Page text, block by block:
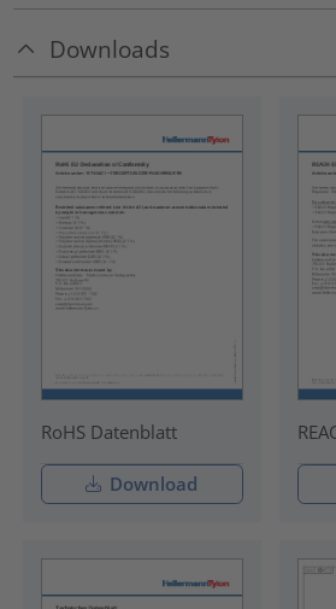
Downloads
RoHS Datenblatt
Download